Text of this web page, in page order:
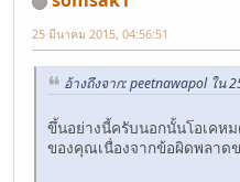
25 มีนาคม 2015, 04:56:51
อ้างถึงจาก: peetnawapol ใน
ขึ้นอย่างนี้ครับนอกนั้นโอเคห
ของคุณเนื่องจากข้อผิดพลาดข